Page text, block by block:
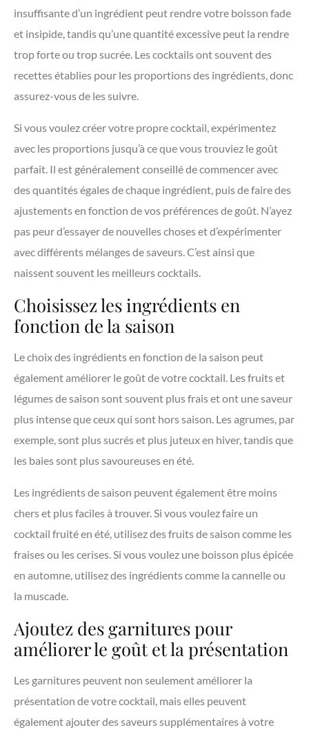
insuffisante d’un ingrédient peut rendre votre boisson fade
et insipide, tandis qu’une quantité excessive peut la rendre
trop forte ou trop sucrée. Les cocktails ont souvent des
recettes établies pour les proportions des ingrédients, donc
assurez-vous de les suivre.
Si vous voulez créer votre propre cocktail, expérimentez
avec les proportions jusqu’à ce que vous trouviez le goût
parfait. Il est généralement conseillé de commencer avec
des quantités égales de chaque ingrédient, puis de faire des
ajustements en fonction de vos préférences de goût. N’ayez
pas peur d’essayer de nouvelles choses et d’expérimenter
avec différents mélanges de saveurs. C’est ainsi que
naissent souvent les meilleurs cocktails.
Choisissez les ingrédients en
fonction de la saison
Le choix des ingrédients en fonction de la saison peut
également améliorer le goût de votre cocktail. Les fruits et
légumes de saison sont souvent plus frais et ont une saveur
plus intense que ceux qui sont hors saison. Les agrumes, par
exemple, sont plus sucrés et plus juteux en hiver, tandis que
les baies sont plus savoureuses en été.
Les ingrédients de saison peuvent également être moins
chers et plus faciles à trouver. Si vous voulez faire un
cocktail fruité en été, utilisez des fruits de saison comme les
fraises ou les cerises. Si vous voulez une boisson plus épicée
en automne, utilisez des ingrédients comme la cannelle ou
la muscade.
Ajoutez des garnitures pour
améliorer le goût et la présentation
Les garnitures peuvent non seulement améliorer la
présentation de votre cocktail, mais elles peuvent
également ajouter des saveurs supplémentaires à votre